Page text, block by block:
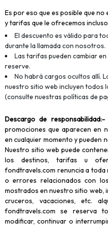
Es por eso que es posible que
y tarifas que le ofrecemos
El descuento es válido para
durante la llamada con nosotros.
Las tarifas pueden cambiar
reserve.
No habrá cargos ocultos allí.
nuestro sitio web incluyen todos
(consulte nuestras políticas de
Descargo de responsabilidad:-
promociones que aparecen en
en cualquier momento y pueden
Nuestro sitio web puede
los destinos, tarifas u
fondtravels.com renuncia a
o errores relacionados con
mostrados en nuestro sitio web,
cruceros, vacaciones, etc.
fondtravels.com se reserva
modificar, continuar o